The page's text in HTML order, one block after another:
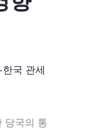
국 관세
당국의 통